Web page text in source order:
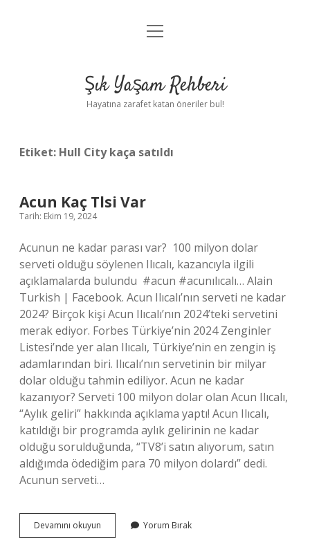
Anasayfa
Yasal Uyarı
menüyü
Şık Yaşam Rehberi
Hayatına zarafet katan öneriler bul!
Etiket: Hull City kaça satıldı
Acun Kaç Tlsi Var
Tarih: Ekim 19, 2024
Acunun ne kadar parası var? ⁣ 100 milyon dolar
serveti olduğu söylenen Ilıcalı, kazancıyla ilgili
açıklamalarda bulundu⁣ ⁣ #acun #acunılıcalı… Alain
Turkish | Facebook. Acun Ilıcalı’nın serveti ne kadar
2024? Birçok kişi Acun Ilıcalı’nın 2024’teki servetini
merak ediyor. Forbes Türkiye’nin 2024 Zenginler
Listesi’nde yer alan Ilıcalı, Türkiye’nin en zengin iş
adamlarından biri. Ilıcalı’nın servetinin bir milyar
dolar olduğu tahmin ediliyor. Acun ne kadar
kazanıyor? Serveti 100 milyon dolar olan Acun Ilıcalı,
“Aylık geliri” hakkında açıklama yaptı! Acun Ilıcalı,
katıldığı bir programda aylık gelirinin ne kadar
olduğu sorulduğunda, “TV8’i satın alıyorum, satın
aldığımda ödediğim para 70 milyon dolardı” dedi.
Acunun serveti…
Devamını okuyun
Kaç
Yorum Bırak